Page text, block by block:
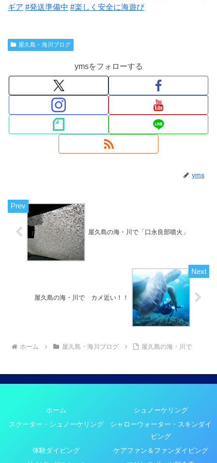
ギア #発送準備中 #楽しく安全に海遊び
屋久島・海川ブログ
ymsをフォローする
yms
屋久島の海・川で「口永良部噴火」
屋久島の海・川で カメ近い！！
ホーム 屋久島・海川ブログ 屋久島の海・川で
ホーム
シュノーケリング
スクーター・シュノーケリング
シャローウォーター・スキンダイ
ビング
体験ダイビング
ケアファン＆ファンダイビング